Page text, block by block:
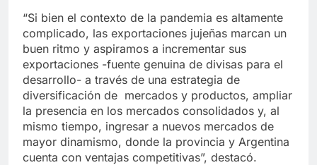
“Si bien el contexto de la pandemia es altamente
complicado, las exportaciones jujeñas marcan un
buen ritmo y aspiramos a incrementar sus
exportaciones -fuente genuina de divisas para el
desarrollo- a través de una estrategia de
diversificación de mercados y productos, ampliar
la presencia en los mercados consolidados y, al
mismo tiempo, ingresar a nuevos mercados de
mayor dinamismo, donde la provincia y Argentina
cuenta con ventajas competitivas”, destacó.